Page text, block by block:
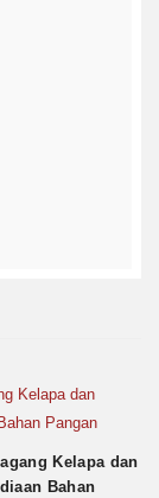
Kelapa dan
Bahan